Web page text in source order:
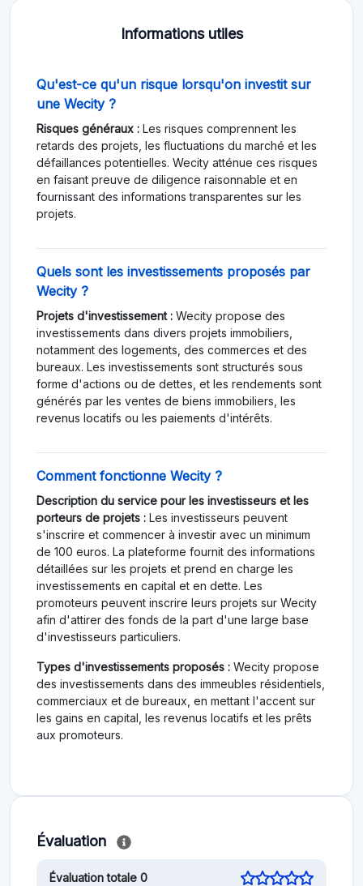
Informations utiles
Qu'est-ce qu'un risque lorsqu'on investit sur
une Wecity ?
Risques généraux : Les risques comprennent les
retards des projets, les fluctuations du marché et les
défaillances potentielles. Wecity atténue ces risques
en faisant preuve de diligence raisonnable et en
fournissant des informations transparentes sur les
projets.
Quels sont les investissements proposés par
Wecity ?
Projets d'investissement : Wecity propose des
investissements dans divers projets immobiliers,
notamment des logements, des commerces et des
bureaux. Les investissements sont structurés sous
forme d'actions ou de dettes, et les rendements sont
générés par les ventes de biens immobiliers, les
revenus locatifs ou les paiements d'intérêts.
Comment fonctionne Wecity ?
Description du service pour les investisseurs et les
porteurs de projets : Les investisseurs peuvent
s'inscrire et commencer à investir avec un minimum
de 100 euros. La plateforme fournit des informations
détaillées sur les projets et prend en charge les
investissements en capital et en dette. Les
promoteurs peuvent inscrire leurs projets sur Wecity
afin d'attirer des fonds de la part d'une large base
d'investisseurs particuliers.
Types d'investissements proposés : Wecity propose
des investissements dans des immeubles résidentiels,
commerciaux et de bureaux, en mettant l'accent sur
les gains en capital, les revenus locatifs et les prêts
aux promoteurs.
Évaluation
Évaluation totale 0